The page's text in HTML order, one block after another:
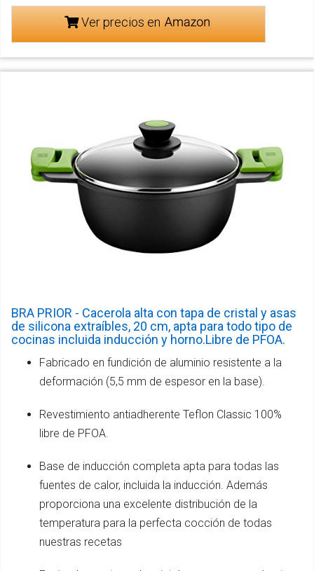
Ver precios en
BRA PRIOR - Cacerola alta con tapa de cristal y asas
de silicona extraíbles, 20 cm, apta para todo tipo de
cocinas incluida inducción y horno.Libre de PFOA.
Fabricado en fundición de aluminio resistente a la
deformación (5,5 mm de espesor en la base).
Revestimiento antiadherente Teflon Classic 100%
libre de PFOA.
Base de inducción completa apta para todas las
fuentes de calor, incluida la inducción. Además
proporciona una excelente distribución de la
temperatura para la perfecta cocción de todas
nuestras recetas